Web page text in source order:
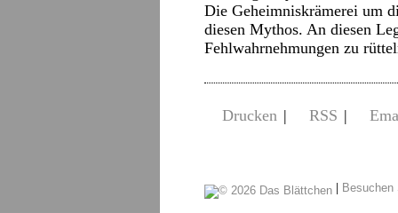
Die Geheimniskrämerei um
diesen Mythos. An diesen
Fehlwahrnehmungen zu
Drucken | RSS |
|